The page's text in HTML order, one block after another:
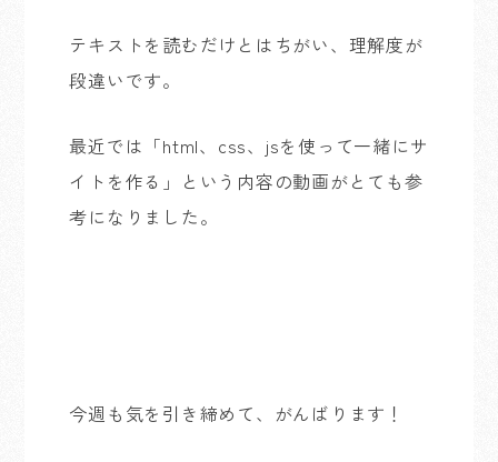
テキストを読むだけとはちがい、理解度が
段違いです。
最近では「html、css、jsを使って一緒にサ
イトを作る」という内容の動画がとても参
考になりました。
今週も気を引き締めて、がんばります！